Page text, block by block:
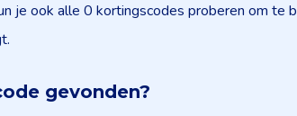
je ook alle 0 kortingscodes proberen om te
gevonden?